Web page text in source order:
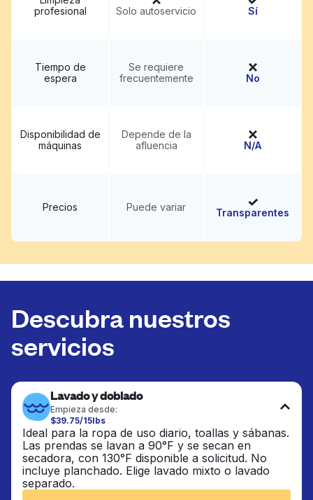
profesional
Solo autoservicio Sí
Tiempo de
espera
Se requiere
frecuentemente
No
Disponibilidad de
máquinas
Depende de la
afluencia
N/A
Precios Puede variar Transparentes
Descubra nuestros
servicios
Lavado y doblado
Empieza desde:
$39.75/15lbs
Ideal para la ropa de uso diario, toallas y sábanas.
Las prendas se lavan a 90°F y se secan en
secadora, con 130°F disponible a solicitud. No
incluye planchado. Elige lavado mixto o lavado
separado.